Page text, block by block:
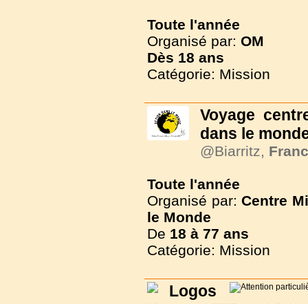
Toute l'année
Organisé par: OM
Dès 18 ans
Catégorie: Mission
Voyage
dans le
@Biarritz,
Toute l'année
Organisé par:Centre
le Monde
De 18 à 77 ans
Catégorie: Mission
Logos